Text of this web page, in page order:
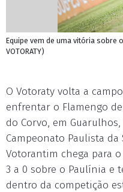
Equipe vem de uma vitória sobre
VOTORATY)
O Votoraty volta a
enfrentar o Flamengo
do Corvo, em
Campeonato Paulista da
Votorantim chega para
3 a 0 sobre o Paulínia e
dentro da competição